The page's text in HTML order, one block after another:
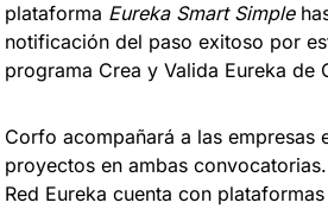
plataforma Eureka Smart Simple
notificación del paso exitoso por
programa Crea y Valida Eureka
Corfo acompañará a las
proyectos en ambas
Red Eureka cuenta con